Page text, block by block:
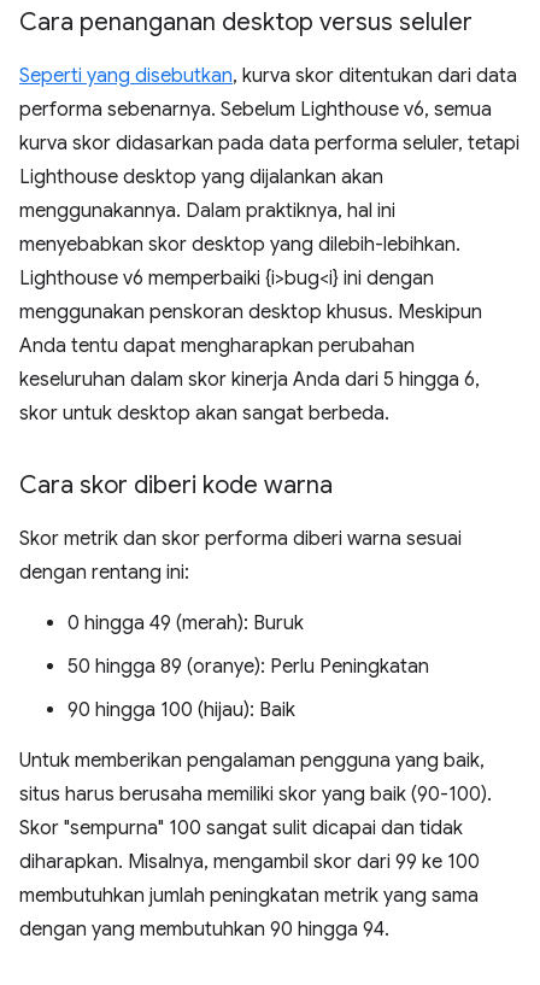
Cara penanganan desktop versus seluler
Seperti yang disebutkan, kurva skor ditentukan dari data
performa sebenarnya. Sebelum Lighthouse v6, semua
kurva skor didasarkan pada data performa seluler, tetapi
Lighthouse desktop yang dijalankan akan
menggunakannya. Dalam praktiknya, hal ini
menyebabkan skor desktop yang dilebih-lebihkan.
Lighthouse v6 memperbaiki {i>bug<i} ini dengan
menggunakan penskoran desktop khusus. Meskipun
Anda tentu dapat mengharapkan perubahan
keseluruhan dalam skor kinerja Anda dari 5 hingga 6,
skor untuk desktop akan sangat berbeda.
Cara skor diberi kode warna
Skor metrik dan skor performa diberi warna sesuai
dengan rentang ini:
0 hingga 49 (merah): Buruk
50 hingga 89 (oranye): Perlu Peningkatan
90 hingga 100 (hijau): Baik
Untuk memberikan pengalaman pengguna yang baik,
situs harus berusaha memiliki skor yang baik (90-100).
Skor "sempurna" 100 sangat sulit dicapai dan tidak
diharapkan. Misalnya, mengambil skor dari 99 ke 100
membutuhkan jumlah peningkatan metrik yang sama
dengan yang membutuhkan 90 hingga 94.